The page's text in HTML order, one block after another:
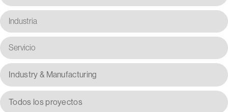
Industria
Servicio
Industry & Manufacturing
Todos los proyectos